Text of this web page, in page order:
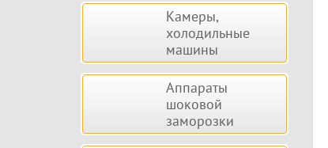
Камеры,
холодильные
машины
Аппараты
шоковой
заморозки